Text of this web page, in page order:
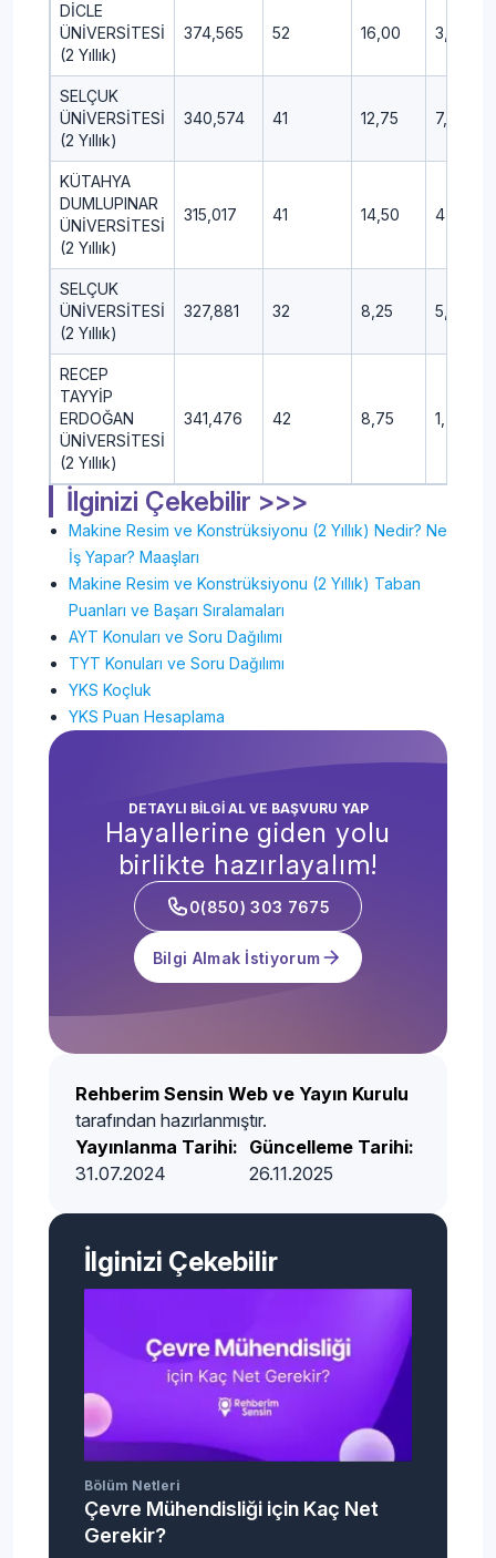
DİCLE
ÜNİVERSİTESİ
(2 Yıllık)
374,565 52 16,00 3,50
SELÇUK
ÜNİVERSİTESİ
(2 Yıllık)
340,574 41 12,75 7,75
KÜTAHYA
DUMLUPINAR
ÜNİVERSİTESİ
(2 Yıllık)
315,017 41 14,50 4,50
SELÇUK
ÜNİVERSİTESİ
(2 Yıllık)
327,881 32 8,25 5,75
RECEP
TAYYİP
ERDOĞAN
ÜNİVERSİTESİ
(2 Yıllık)
341,476 42 8,75 1,75
İlginizi Çekebilir >>>
Makine Resim ve Konstrüksiyonu (2 Yıllık) Nedir? Ne
İş Yapar? Maaşları
Makine Resim ve Konstrüksiyonu (2 Yıllık) Taban
Puanları ve Başarı Sıralamaları
AYT Konuları ve Soru Dağılımı
TYT Konuları ve Soru Dağılımı
YKS Koçluk
YKS Puan Hesaplama
DETAYLI BİLGİ AL VE BAŞVURU YAP
Hayallerine giden yolu
birlikte hazırlayalım!
0(850) 303 7675
Bilgi Almak İstiyorum
Rehberim Sensin Web ve Yayın Kurulu
tarafından hazırlanmıştır.
Yayınlanma Tarihi:
31.07.2024
Güncelleme Tarihi:
26.11.2025
İlginizi Çekebilir
Bölüm Netleri
Çevre Mühendisliği için Kaç Net
Gerekir?